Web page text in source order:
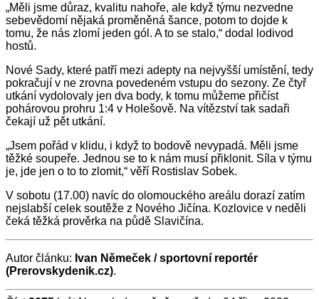
„Měli jsme důraz, kvalitu nahoře, ale když týmu nezvedne
sebevědomí nějaká proměněná šance, potom to dojde k
tomu, že nás zlomí jeden gól. A to se stalo,“ dodal lodivod
hostů.
Nové Sady, které patří mezi adepty na nejvyšší umístění, tedy
pokračují v ne zrovna povedeném vstupu do sezony. Ze čtyř
utkání vydolovaly jen dva body, k tomu můžeme přičíst
pohárovou prohru 1:4 v Holešově. Na vítězství tak sadaři
čekají už pět utkání.
„Jsem pořád v klidu, i když to bodově nevypadá. Měli jsme
těžké soupeře. Jednou se to k nám musí přiklonit. Síla v týmu
je, jde jen o to to zlomit,“ věří Rostislav Sobek.
V sobotu (17.00) navíc do olomouckého areálu dorazí zatím
nejslabší celek soutěže z Nového Jičína. Kozlovice v neděli
čeká těžká prověrka na půdě Slavičína.
Autor článku: Ivan Němeček / sportovní reportér
(Prerovskydenik.cz).